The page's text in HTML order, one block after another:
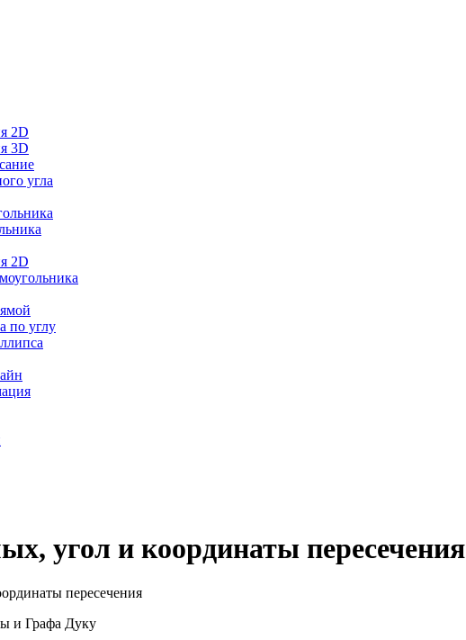
2D
3D
угла
2D
по углу
угол и координаты пересечения
пересечения